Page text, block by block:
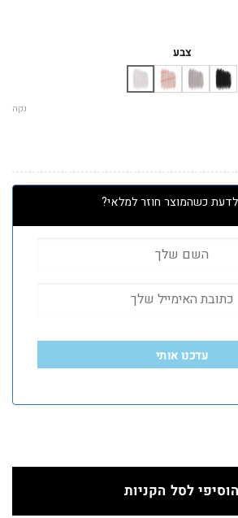
צבע
נקה
כשהמוצר חוזר למלאי?
עדכנו אותי
הוסיפי לסל הקניות